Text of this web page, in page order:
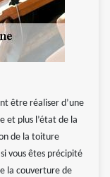
être réaliser d’une
et plus l’état de la
de la toiture
vous êtes précipité
la couverture de